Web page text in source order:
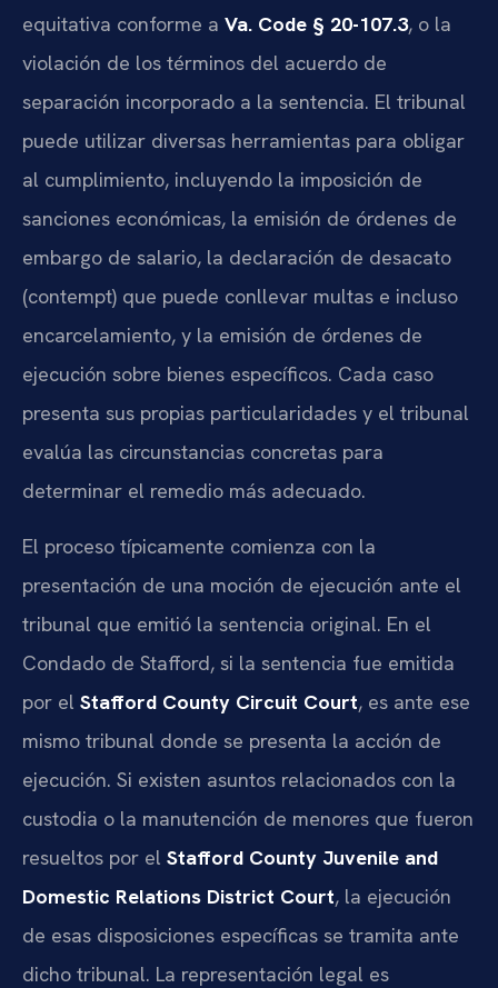
equitativa conforme a Va. Code § 20-107.3, o la
violación de los términos del acuerdo de
separación incorporado a la sentencia. El tribunal
puede utilizar diversas herramientas para obligar
al cumplimiento, incluyendo la imposición de
sanciones económicas, la emisión de órdenes de
embargo de salario, la declaración de desacato
(contempt) que puede conllevar multas e incluso
encarcelamiento, y la emisión de órdenes de
ejecución sobre bienes específicos. Cada caso
presenta sus propias particularidades y el tribunal
evalúa las circunstancias concretas para
determinar el remedio más adecuado.
El proceso típicamente comienza con la
presentación de una moción de ejecución ante el
tribunal que emitió la sentencia original. En el
Condado de Stafford, si la sentencia fue emitida
por el Stafford County Circuit Court, es ante ese
mismo tribunal donde se presenta la acción de
ejecución. Si existen asuntos relacionados con la
custodia o la manutención de menores que fueron
resueltos por el Stafford County Juvenile and
Domestic Relations District Court, la ejecución
de esas disposiciones específicas se tramita ante
dicho tribunal. La representación legal es